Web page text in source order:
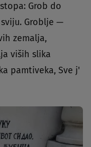
Grob do
Groblje —
zemalja,
viših slika
pamtiveka, Sve j'